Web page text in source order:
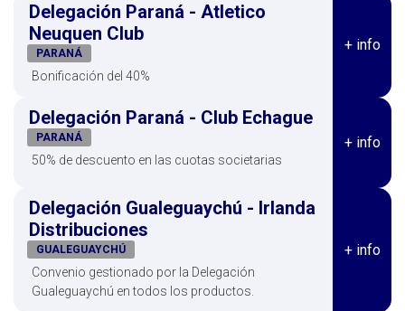
Delegación Paraná - Atletico
Neuquen Club
PARANÁ
Bonificación del 40%
+ info
Delegación Paraná - Club Echague
PARANÁ
50% de descuento en las cuotas societarias
+ info
Delegación Gualeguaychú - Irlanda
Distribuciones
GUALEGUAYCHÚ
Convenio gestionado por la Delegación
Gualeguaychú en todos los productos.
+ info